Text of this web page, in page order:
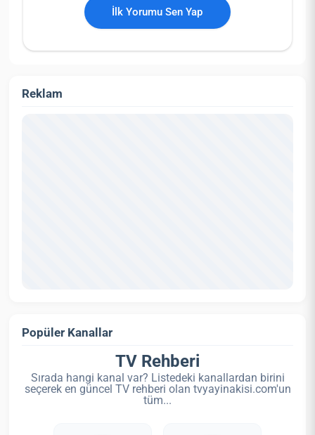
İlk Yorumu Sen Yap
Reklam
Popüler Kanallar
TV Rehberi
Sırada hangi kanal var? Listedeki kanallardan birini
seçerek en güncel TV rehberi olan tvyayinakisi.com'un
tüm...